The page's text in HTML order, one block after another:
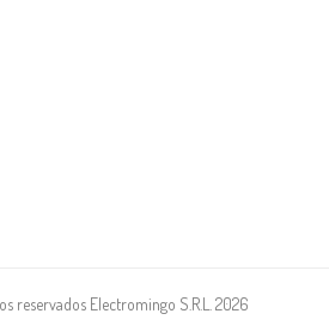
reservados Electromingo S.R.L. 2026